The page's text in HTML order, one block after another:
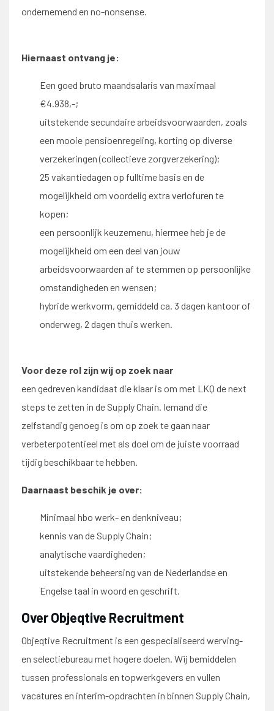
ondernemend en no-nonsense.
Hiernaast ontvang je:
Een goed bruto maandsalaris van maximaal
€4.938,-;
uitstekende secundaire arbeidsvoorwaarden, zoals
een mooie pensioenregeling, korting op diverse
verzekeringen (collectieve zorgverzekering);
25 vakantiedagen op fulltime basis en de
mogelijkheid om voordelig extra verlofuren te
kopen;
een persoonlijk keuzemenu, hiermee heb je de
mogelijkheid om een deel van jouw
arbeidsvoorwaarden af te stemmen op persoonlijke
omstandigheden en wensen;
hybride werkvorm, gemiddeld ca. 3 dagen kantoor of
onderweg, 2 dagen thuis werken.
Voor deze rol zijn wij op zoek naar
een gedreven kandidaat die klaar is om met LKQ de next
steps te zetten in de Supply Chain. Iemand die
zelfstandig genoeg is om op zoek te gaan naar
verbeterpotentieel met als doel om de juiste voorraad
tijdig beschikbaar te hebben.
Daarnaast beschik je over:
Minimaal hbo werk- en denkniveau;
kennis van de Supply Chain;
analytische vaardigheden;
uitstekende beheersing van de Nederlandse en
Engelse taal in woord en geschrift.
Over Objeqtive Recruitment
Objeqtive Recruitment is een gespecialiseerd werving-
en selectiebureau met hogere doelen. Wij bemiddelen
tussen professionals en topwerkgevers en vullen
vacatures en interim-opdrachten in binnen Supply Chain,